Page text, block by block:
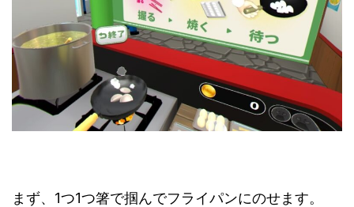
まず、1つ1つ箸で掴んでフライパンにのせます。